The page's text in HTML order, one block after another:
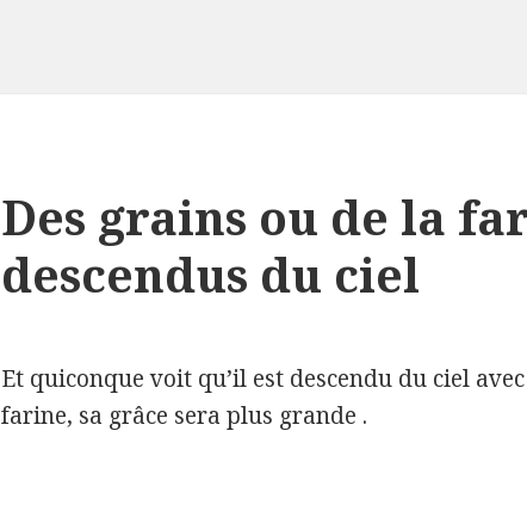
Des grains ou de la
descendus du ciel
Et quiconque voit qu’il est descendu du ciel
farine, sa grâce sera plus grande .